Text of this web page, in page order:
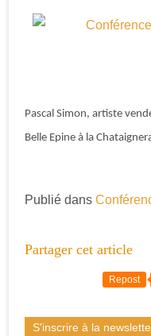
Pascal Simon, artiste
Belle Epine à la
Publié dans
Partager cet article
Repost
S'inscrire à la